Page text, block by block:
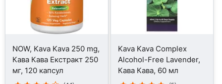
NOW, Kava Kava 250 mg,
Кава Кава Екстракт 250
мг, 120 капсул
Kava Kava Complex
Alcohol-Free Lavender,
Кава Кава, 60 мл